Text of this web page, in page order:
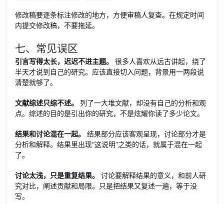
修改稿要逐条标注修改的地方，方便审稿人复查。在规定时间
内提交修改稿，不要拖延。
七、常见误区
引言写得太长，迟迟不进主题。
很多人喜欢从远古讲起，绕了
半天才说到自己的研究。应该直接切入问题，背景用一两段说
清楚就够了。
文献综述只综不述。
列了一大堆文献，却没有自己的分析和观
点。综述的目的是引出你的研究，不是炫耀你读了多少论文。
结果和讨论混在一起。
结果部分应该客观呈现，讨论部分才是
分析和解释。结果里出现“这说明”之类的话，就属于混在一起
了。
讨论太浅，只是重复结果。
讨论要解释结果的意义，和前人研
究对比，阐述贡献和局限。只是把结果又复述一遍，等于没
写。